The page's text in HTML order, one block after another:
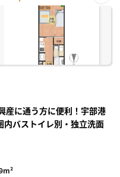
お気
産に通う方に便利！宇部港
内バストイレ別・独立洗面